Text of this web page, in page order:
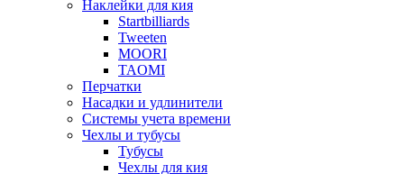
Наклейки для кия
Startbilliards
Tweeten
MOORI
TAOMI
Перчатки
Насадки и удлинители
Системы учета времени
Чехлы и тубусы
Тубусы
Чехлы для кия